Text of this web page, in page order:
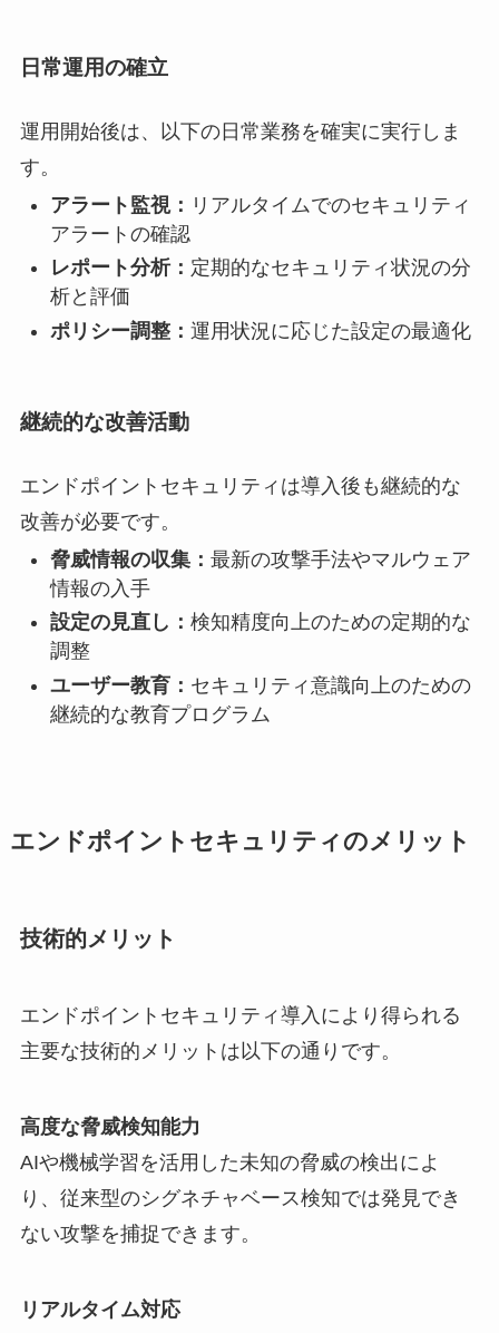
日常運用の確立
運用開始後は、以下の日常業務を確実に実行しま
す。
アラート監視： リアルタイムでのセキュリティ
アラートの確認
レポート分析： 定期的なセキュリティ状況の分
析と評価
ポリシー調整： 運用状況に応じた設定の最適化
継続的な改善活動
エンドポイントセキュリティは導入後も継続的な
改善が必要です。
脅威情報の収集： 最新の攻撃手法やマルウェア
情報の入手
設定の見直し： 検知精度向上のための定期的な
調整
ユーザー教育： セキュリティ意識向上のための
継続的な教育プログラム
エンドポイントセキュリティのメリット
技術的メリット
エンドポイントセキュリティ導入により得られる
主要な技術的メリットは以下の通りです。
高度な脅威検知能力
AIや機械学習を活用した未知の脅威の検出によ
り、従来型のシグネチャベース検知では発見でき
ない攻撃を捕捉できます。
リアルタイム対応